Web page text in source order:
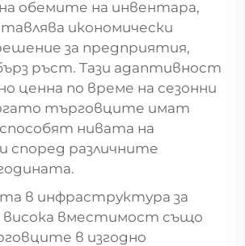
обемите на инвентара,
икономически
за предприятия,
ръст. Тази адаптивност
ценна по време на сезонни
търговците имат
нивата на
според различните
в инфраструктура за
висока вместимост също
в изгодно